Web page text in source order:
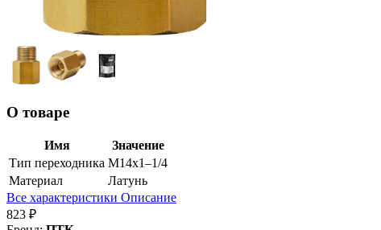
О товаре
Имя
Значение
Тип переходника M14х1–1/4
Материал
Латунь
Все характеристики Описание
823 ₽